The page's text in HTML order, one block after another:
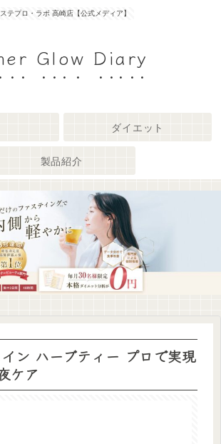
テプロ・ラボ 高崎店【公式メディア】
Glow Diary
ダイエット
製品紹介
ン ハーブティー プロで実現
ケア